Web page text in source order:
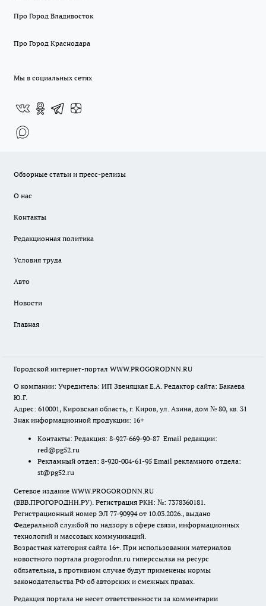
Про Город Владивосток
Про Город Краснодара
Мы в социальных сетях
Обзорные статьи и пресс-релизы
О нас
Контакты
Редакционная политика
Условия труда
Авто
Новости
Главная
Городской интернет-портал WWW.PROGORODNN.RU
О компании: Учредитель: ИП Звеняцкая Е.А. Редактор сайта: Бакаева
Ю.Г.
Адрес: 610001, Кировская область, г. Киров, ул. Азина, дом № 80, кв. 31
Знак информационной продукции: 16+
Контакты: Редакция: 8-927-669-90-87 Email редакции:
red@pg52.ru
Рекламный отдел: 8-920-004-61-95 Email рекламного отдела:
st@pg52.ru
Сетевое издание WWW.PROGORODNN.RU
(ВВВ.ПРОГОРОДНН.РУ). Регистрация РКН: №: 7378360181.
Регистрационный номер ЭЛ 77-90994 от 10.03.2026., выдано
Федеральной службой по надзору в сфере связи, информационных
технологий и массовых коммуникаций.
Возрастная категория сайта 16+. При использовании материалов
новостного портала progorodnn.ru гиперссылка на ресурс
обязательна, в противном случае будут применены нормы
законодательства РФ об авторских и смежных правах.
Редакция портала не несет ответственности за комментарии